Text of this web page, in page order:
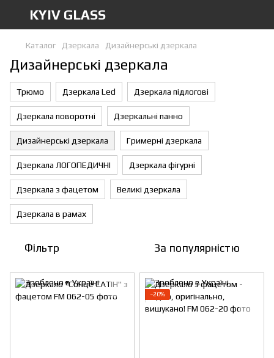
KYIV GLASS
Каталог Дзеркала Дизайнерські дзеркала
Дизайнерські дзеркала
Трюмо Дзеркала Led Дзеркала підлогові
Дзеркала поворотні Дзеркальні панно
Дизайнерські дзеркала Гримерні дзеркала
Дзеркала ЛОГОПЕДИЧНІ Дзеркала фігурні
Дзеркала з фацетом Великі дзеркала
Дзеркала в рамах
Фільтр За популярністю
−20%